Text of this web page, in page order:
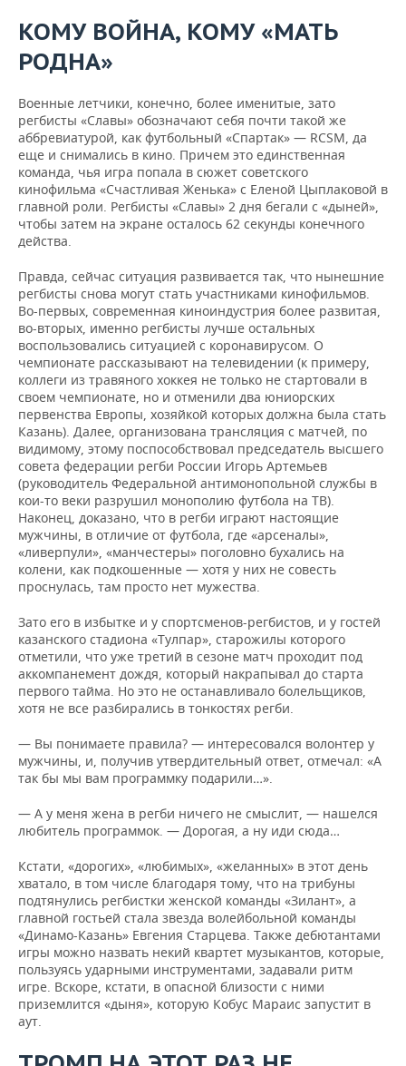
КОМУ ВОЙНА, КОМУ «МАТЬ
РОДНА»
Военные летчики, конечно, более именитые, зато
регбисты «Славы» обозначают себя почти такой же
аббревиатурой, как футбольный «Спартак» — RCSM, да
еще и снимались в кино. Причем это единственная
команда, чья игра попала в сюжет советского
кинофильма «Счастливая Женька» с Еленой Цыплаковой в
главной роли. Регбисты «Славы» 2 дня бегали с «дыней»,
чтобы затем на экране осталось 62 секунды конечного
действа.
Правда, сейчас ситуация развивается так, что нынешние
регбисты снова могут стать участниками кинофильмов.
Во-первых, современная киноиндустрия более развитая,
во-вторых, именно регбисты лучше остальных
воспользовались ситуацией с коронавирусом. О
чемпионате рассказывают на телевидении (к примеру,
коллеги из травяного хоккея не только не стартовали в
своем чемпионате, но и отменили два юниорских
первенства Европы, хозяйкой которых должна была стать
Казань). Далее, организована трансляция с матчей, по
видимому, этому поспособствовал председатель высшего
совета федерации регби России Игорь Артемьев
(руководитель Федеральной антимонопольной службы в
кои-то веки разрушил монополию футбола на ТВ).
Наконец, доказано, что в регби играют настоящие
мужчины, в отличие от футбола, где «арсеналы»,
«ливерпули», «манчестеры» поголовно бухались на
колени, как подкошенные — хотя у них не совесть
проснулась, там просто нет мужества.
Зато его в избытке и у спортсменов-регбистов, и у гостей
казанского стадиона «Тулпар», старожилы которого
отметили, что уже третий в сезоне матч проходит под
аккомпанемент дождя, который накрапывал до старта
первого тайма. Но это не останавливало болельщиков,
хотя не все разбирались в тонкостях регби.
— Вы понимаете правила? — интересовался волонтер у
мужчины, и, получив утвердительный ответ, отмечал: «А
так бы мы вам программку подарили…».
— А у меня жена в регби ничего не смыслит, — нашелся
любитель программок. — Дорогая, а ну иди сюда…
Кстати, «дорогих», «любимых», «желанных» в этот день
хватало, в том числе благодаря тому, что на трибуны
подтянулись регбистки женской команды «Зилант», а
главной гостьей стала звезда волейбольной команды
«Динамо-Казань» Евгения Старцева. Также дебютантами
игры можно назвать некий квартет музыкантов, которые,
пользуясь ударными инструментами, задавали ритм
игре. Вскоре, кстати, в опасной близости с ними
приземлится «дыня», которую Кобус Мараис запустит в
аут.